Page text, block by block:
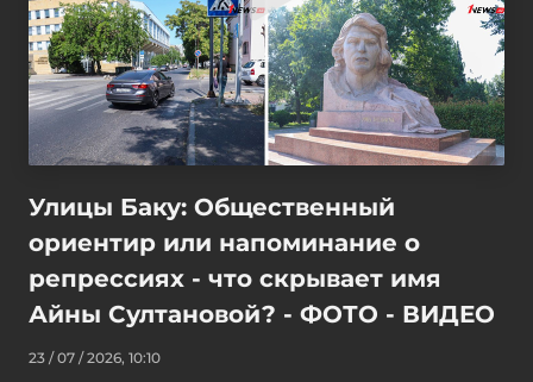
Улицы Баку: Общественный
ориентир или напоминание о
репрессиях - что скрывает имя
Айны Султановой? - ФОТО - ВИДЕО
23 / 07 / 2026, 10:10